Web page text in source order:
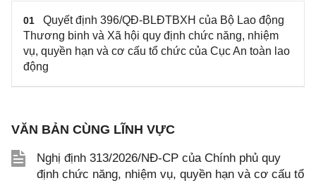
01
Quyết định 396/QĐ-BLĐTBXH của Bộ Lao động
Thương binh và Xã hội quy định chức năng, nhiệm
vụ, quyền hạn và cơ cấu tổ chức của Cục An toàn lao
động
VĂN BẢN CÙNG LĨNH VỰC
Nghị định 313/2026/NĐ-CP của Chính phủ quy
định chức năng, nhiệm vụ, quyền hạn và cơ cấu tổ